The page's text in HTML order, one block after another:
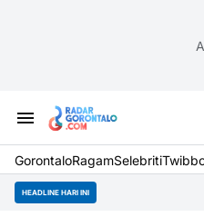
GorontaloRagamSelebriti
HEADLINE HARI INI